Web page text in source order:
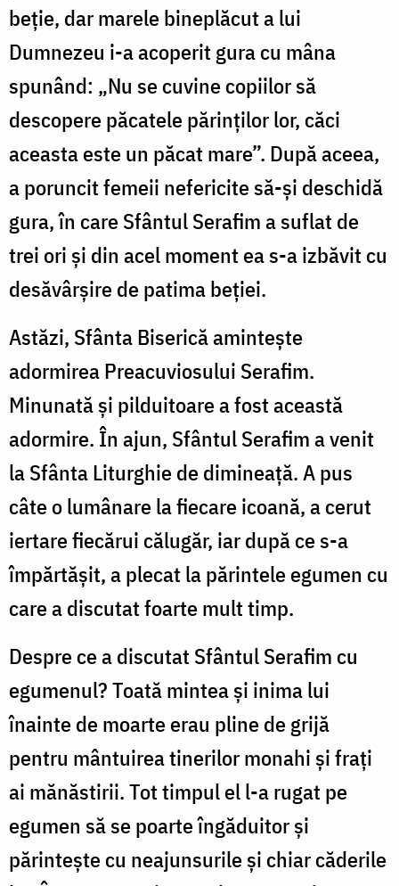
beţie, dar marele bineplăcut a lui
Dumnezeu i-a acoperit gura cu mâna
spunând: „Nu se cuvine copiilor să
descopere păcatele părinţilor lor, căci
aceasta este un păcat mare”. După aceea,
a poruncit femeii nefericite să-şi deschidă
gura, în care Sfântul Serafim a suflat de
trei ori şi din acel moment ea s-a izbăvit cu
desăvârşire de patima beţiei.
Astăzi, Sfânta Biserică aminteşte
adormirea Preacuviosului Serafim.
Minunată şi pilduitoare a fost această
adormire. În ajun, Sfântul Serafim a venit
la Sfânta Liturghie de dimineaţă. A pus
câte o lumânare la fiecare icoană, a cerut
iertare fiecărui călugăr, iar după ce s-a
împărtăşit, a plecat la părintele egumen cu
care a discutat foarte mult timp.
Despre ce a discutat Sfântul Serafim cu
egumenul? Toată mintea şi inima lui
înainte de moarte erau pline de grijă
pentru mântuirea tinerilor monahi şi fraţi
ai mănăstirii. Tot timpul el l-a rugat pe
egumen să se poarte îngăduitor şi
părinteşte cu neajunsurile şi chiar căderile